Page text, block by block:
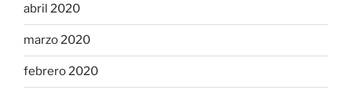
abril 2020
marzo 2020
febrero 2020